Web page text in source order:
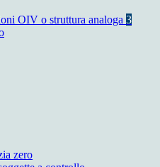
OIV o struttura analoga 3
zero